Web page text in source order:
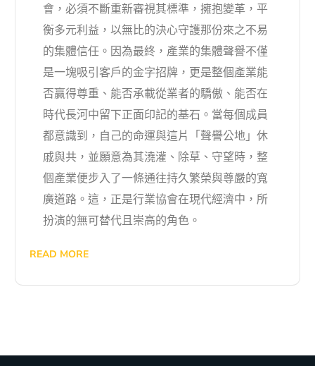
會，必須不斷重新審視其標準，擁抱變革，平
衡多元利益，以無比的決心守護那份來之不易
的集體信任。因為最終，產業的集體聲譽不僅
是一塊吸引客戶的金字招牌，更是整個產業能
否贏得尊重、能否承載從業者的驕傲、能否在
時代長河中留下正面印記的基石。當每個成員
都意識到，自己的命運與這片「聲譽公地」休
戚與共，並願意為其澆灌、除草、守望時，整
個產業便步入了一條通往持久繁榮與尊嚴的寬
廣道路。這，正是行業協會在現代經濟中，所
扮演的無可替代且崇高的角色。
READ MORE